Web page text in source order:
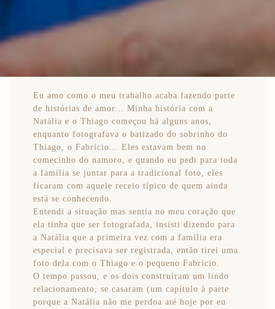
Eu amo como o meu trabalho acaba fazendo parte
de histórias de amor... Minha história com a
Natália e o Thiago começou há alguns anos,
enquanto fotografava o batizado do sobrinho do
Thiago, o Fabrício... Eles estavam bem no
comecinho do namoro, e quando eu pedi para toda
a família se juntar para a tradicional foto, eles
ficaram com aquele receio típico de quem ainda
está se conhecendo.
Entendi a situação mas sentia no meu coração que
ela tinha que ser fotografada, insisti dizendo para
a Natália que a primeira vez com a família era
especial e precisava ser registrada, então tirei uma
foto dela com o Thiago e o pequeno Fabrício.
O tempo passou, e os dois construíram um lindo
relacionamento, se casaram (um capítulo à parte
porque a Natália não me perdoa até hoje por eu